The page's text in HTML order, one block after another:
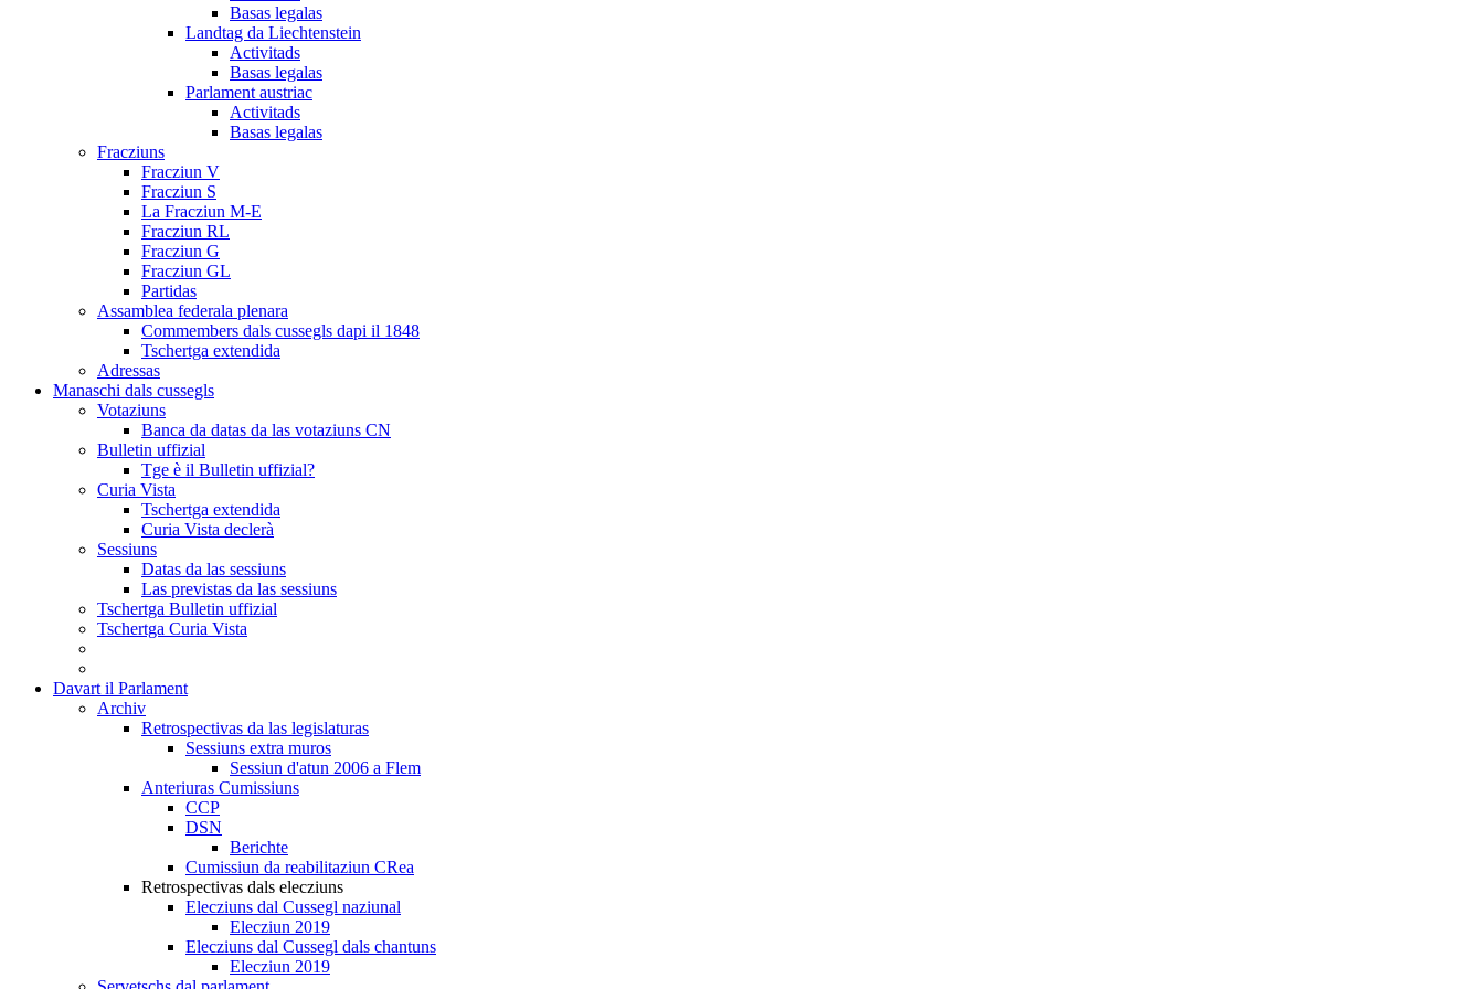
Basas legalas
Landtag da Liechtenstein
Activitads
Basas legalas
Parlament austriac
Activitads
Basas legalas
Fracziuns
Fracziun V
Fracziun S
La Fracziun M-E
Fracziun RL
Fracziun G
Fracziun GL
Partidas
Assamblea federala plenara
Commembers dals cussegls dapi il 1848
Tschertga extendida
Adressas
Manaschi dals cussegls
Votaziuns
Banca da datas da las votaziuns CN
Bulletin uffizial
Tge è il Bulletin uffizial?
Curia Vista
Tschertga extendida
Curia Vista declerà
Sessiuns
Datas da las sessiuns
Las previstas da las sessiuns
Tschertga Bulletin uffizial
Tschertga Curia Vista
Davart il Parlament
Archiv
Retrospectivas da las legislaturas
Sessiuns extra muros
Sessiun d'atun 2006 a Flem
Anteriuras Cumissiuns
CCP
DSN
Berichte
Cumissiun da reabilitaziun CRea
Retrospectivas dals elecziuns
Elecziuns dal Cussegl naziunal
Elecziun 2019
Elecziuns dal Cussegl dals chantuns
Elecziun 2019